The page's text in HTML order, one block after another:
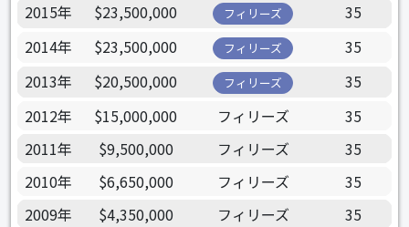
2015年
$23,500,000 フィリーズ
35
2014年
$23,500,000 フィリーズ
35
2013年
$20,500,000 フィリーズ
35
2012年
$15,000,000 フィリーズ
35
2011年
$9,500,000 フィリーズ
35
2010年
$6,650,000 フィリーズ
35
2009年
$4,350,000 フィリーズ
35